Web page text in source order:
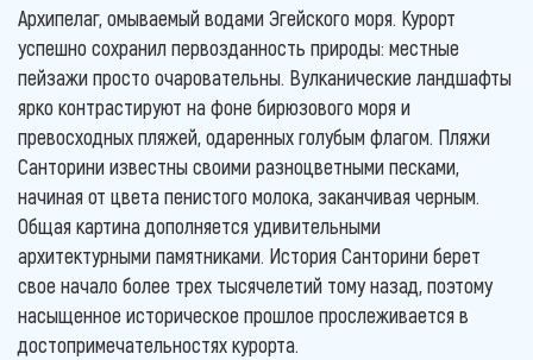
Архипелаг, омываемый водами Эгейского моря. Курорт
успешно сохранил первозданность природы: местные
пейзажи просто очаровательны. Вулканические ландшафты
ярко контрастируют на фоне бирюзового моря и
превосходных пляжей, одаренных голубым флагом. Пляжи
Санторини известны своими разноцветными песками,
начиная от цвета пенистого молока, заканчивая черным.
Общая картина дополняется удивительными
архитектурными памятниками. История Санторини берет
свое начало более трех тысячелетий тому назад, поэтому
насыщенное историческое прошлое прослеживается в
достопримечательностях курорта.